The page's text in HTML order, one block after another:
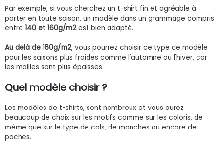
Par exemple, si vous cherchez un t-shirt fin et agréable à
porter en toute saison, un modèle dans un grammage compris
entre 140 et 160g/m2est bien adapté.
Au delà de 160g/m2, vous pourrez choisir ce type de modèle
pour les saisons plus froides comme l'automne ou l'hiver, car
les mailles sont plus épaisses.
Quel modèle choisir ?
Les modèles de t-shirts, sont nombreux et vous aurez
beaucoup de choix sur les motifs comme sur les coloris, de
même que sur le type de cols, de manches ou encore de
poches.